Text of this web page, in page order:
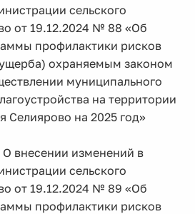
сельского
от 19.12.2024 № 88 «Об
профилактики рисков
охраняемым законом
муниципального
на территории
Селиярово на 2025 год»
О внесении изменений в
сельского
от 19.12.2024 № 89 «Об
профилактики рисков